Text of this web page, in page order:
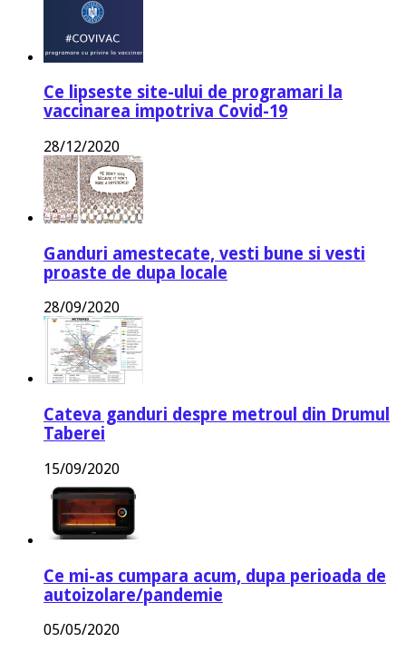
Ce lipseste site-ului de programari la
vaccinarea impotriva Covid-19
28/12/2020
Ganduri amestecate, vesti bune si vesti
proaste de dupa locale
28/09/2020
Cateva ganduri despre metroul din Drumul
Taberei
15/09/2020
Ce mi-as cumpara acum, dupa perioada de
autoizolare/pandemie
05/05/2020